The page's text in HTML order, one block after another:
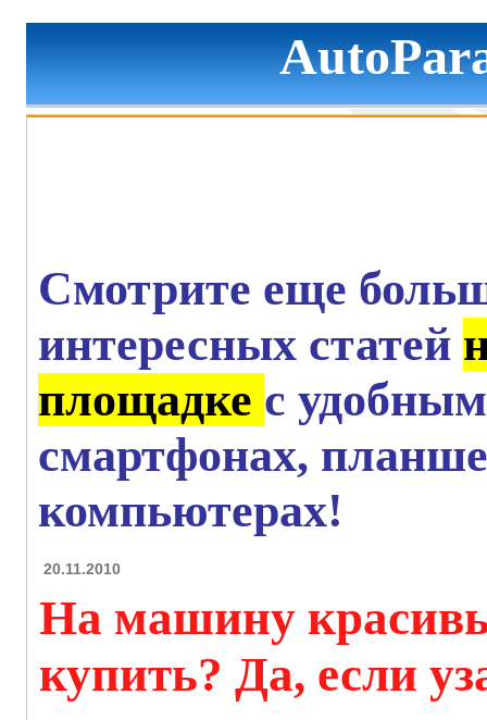
Смотрите еще
интересных статей
площадке с
смартфонах,
компьютерах!
20.11.2010
На машину
купить? Да, если